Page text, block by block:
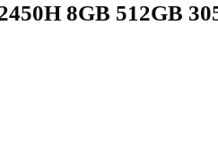
8GB 512GB